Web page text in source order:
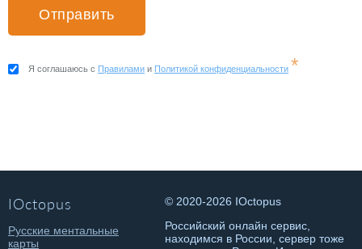
Я соглашаюсь с Правилами и Политикой конфиденциальности *
IOctopus
Русские ментальные
карты
© 2020-2026 IOctopus
Российский онлайн сервис,
находимся в России, сервер тоже